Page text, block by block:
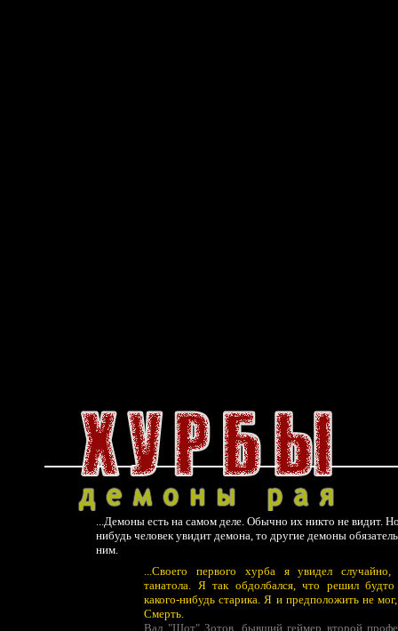
...Демоны есть на самом деле. Обычно их никто не видит.
нибудь человек увидит демона, то другие демоны
ним.
...Своего первого хурба я увидел
танатола. Я так обдолбался, что решил
какого-нибудь старика. Я и предположить не
Смерть.
Вал "Шот" Зотов, бывший геймер второй